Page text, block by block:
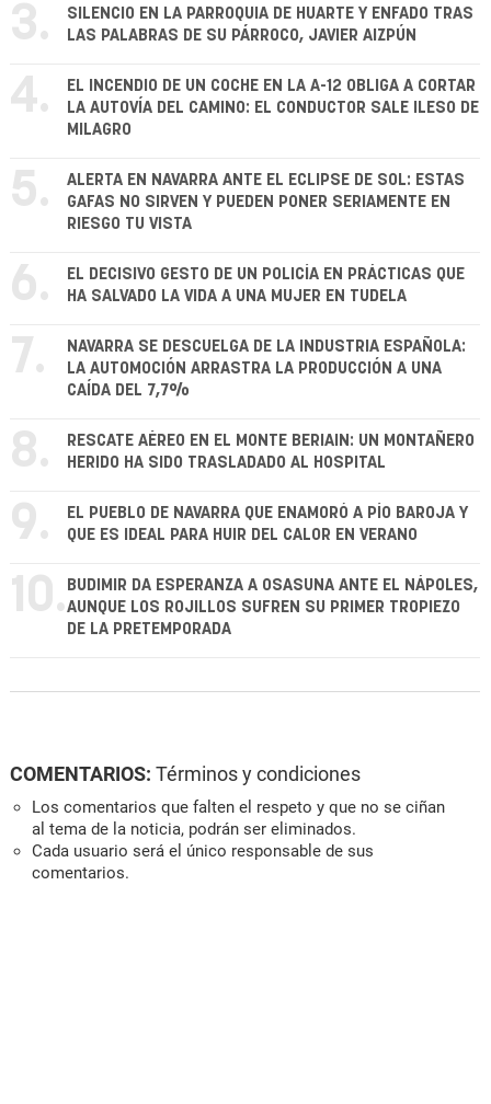
3.
SILENCIO EN LA PARROQUIA DE HUARTE Y ENFADO TRAS
LAS PALABRAS DE SU PÁRROCO, JAVIER AIZPÚN
4.
EL INCENDIO DE UN COCHE EN LA A-12 OBLIGA A CORTAR
LA AUTOVÍA DEL CAMINO: EL CONDUCTOR SALE ILESO DE
MILAGRO
5.
ALERTA EN NAVARRA ANTE EL ECLIPSE DE SOL: ESTAS
GAFAS NO SIRVEN Y PUEDEN PONER SERIAMENTE EN
RIESGO TU VISTA
6.
EL DECISIVO GESTO DE UN POLICÍA EN PRÁCTICAS QUE
HA SALVADO LA VIDA A UNA MUJER EN TUDELA
7.
NAVARRA SE DESCUELGA DE LA INDUSTRIA ESPAÑOLA:
LA AUTOMOCIÓN ARRASTRA LA PRODUCCIÓN A UNA
CAÍDA DEL 7,7%
8.
RESCATE AÉREO EN EL MONTE BERIAIN: UN MONTAÑERO
HERIDO HA SIDO TRASLADADO AL HOSPITAL
9.
EL PUEBLO DE NAVARRA QUE ENAMORÓ A PÍO BAROJA Y
QUE ES IDEAL PARA HUIR DEL CALOR EN VERANO
10. BUDIMIR DA ESPERANZA A OSASUNA ANTE EL NÁPOLES,
AUNQUE LOS ROJILLOS SUFREN SU PRIMER TROPIEZO
DE LA PRETEMPORADA
COMENTARIOS: Términos y condiciones
Los comentarios que falten el respeto y que no se ciñan
al tema de la noticia, podrán ser eliminados.
Cada usuario será el único responsable de sus
comentarios.